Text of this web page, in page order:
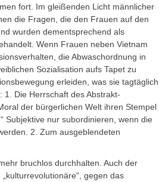
fort. Im gleißenden Licht männlicher
die Fragen, die den Frauen auf den
wurden dementsprechend als
Wenn Frauen neben Vietnam
die Abwaschordnung in
Sozialisation aufs Tapet zu
erleiden, was sie tagtäglich
Die Herrschaft des Abstrakt-
der bürgerlichen Welt ihren Stempel
Subjektive nur subordinieren, wenn die
2. Zum ausgeblendeten
bruchlos durchhalten. Auch der
gegen das